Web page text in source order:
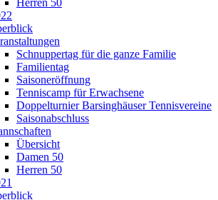
Herren 50
Schnuppertag für die ganze Familie
Familientag
Saisoneröffnung
Tenniscamp für Erwachsene
Doppelturnier Barsinghäuser Tennisvereine
Saisonabschluss
Übersicht
Damen 50
Herren 50